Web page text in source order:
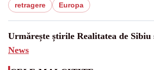
retragere
Europa
Urmărește știrile Realitatea de Sibiu
News